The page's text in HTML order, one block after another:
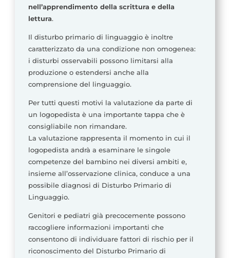
nell’apprendimento della scrittura e della
lettura.
Il disturbo primario di linguaggio è inoltre
caratterizzato da una condizione non omogenea:
i disturbi osservabili possono limitarsi alla
produzione o estendersi anche alla
comprensione del linguaggio.
Per tutti questi motivi la valutazione da parte di
un logopedista è una importante tappa che è
consigliabile non rimandare.
La valutazione rappresenta il momento in cui il
logopedista andrà a esaminare le singole
competenze del bambino nei diversi ambiti e,
insieme all’osservazione clinica, conduce a una
possibile diagnosi di Disturbo Primario di
Linguaggio.
Genitori e pediatri già precocemente possono
raccogliere informazioni importanti che
consentono di individuare fattori di rischio per il
riconoscimento del Disturbo Primario di